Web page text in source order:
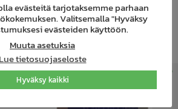
evästeitä tarjotaksemme parhaan
Valitsemalla "Hyväksy
evästeiden käyttöön.
Muuta asetuksia
Lue tietosuojaseloste
Hyväksy kaikki